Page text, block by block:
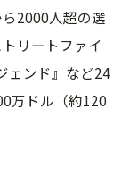
2000人超の選
リートファイ
ェンド』など24
万ドル（約120